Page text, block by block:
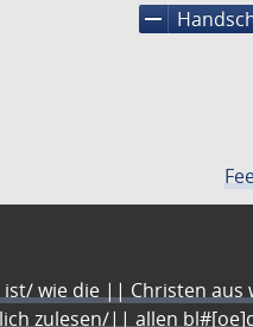
remove
wie die || Christen aus
zulesen/|| allen